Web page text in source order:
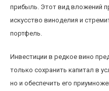
прибыль. Этот вид вложений
искусство виноделия и
портфель.
Инвестиции в редкое вино
только сохранить капитал в
но и обеспечить его